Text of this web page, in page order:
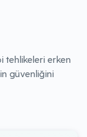
tehlikeleri erken
güvenliğini